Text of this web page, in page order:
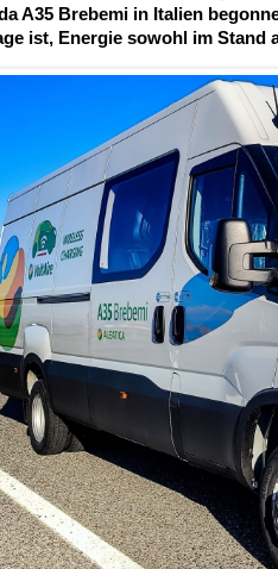
A35 Brebemi in Italien
ist, Energie sowohl im Stand